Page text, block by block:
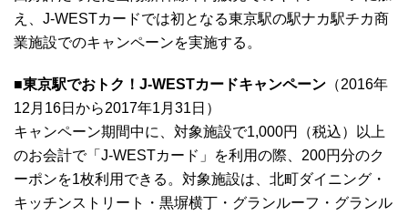
え、J-WESTカードでは初となる東京駅の駅ナカ駅チカ商
業施設でのキャンペーンを実施する。
■東京駅でおトク！J-WESTカードキャンペーン （2016年
12月16日から2017年1月31日）
キャンペーン期間中に、対象施設で1,000円（税込）以上
のお会計で「J-WESTカード」を利用の際、200円分のク
ーポンを1枚利用できる。対象施設は、北町ダイニング・
キッチンストリート・黒塀横丁・グランルーフ・グランル